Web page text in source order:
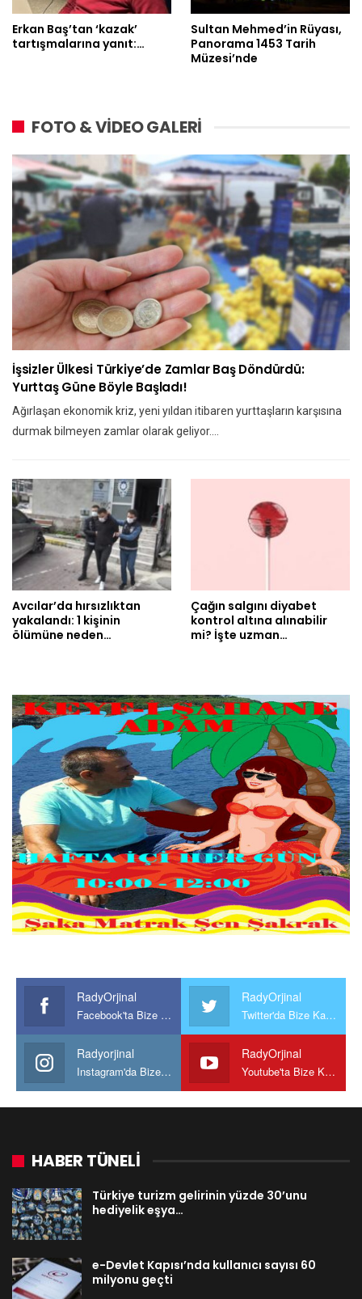
Erkan Baş’tan ‘kazak’
tartışmalarına yanıt:…
Sultan Mehmed’in Rüyası,
Panorama 1453 Tarih
Müzesi’nde
FOTO & VİDEO GALERİ
İşsizler Ülkesi Türkiye’de Zamlar Baş Döndürdü:
Yurttaş Güne Böyle Başladı!
Ağırlaşan ekonomik kriz, yeni yıldan itibaren yurttaşların karşısına
durmak bilmeyen zamlar olarak geliyor.…
Avcılar’da hırsızlıktan
yakalandı: 1 kişinin
ölümüne neden…
Çağın salgını diyabet
kontrol altına alınabilir
mi? İşte uzman…
RadyOrjinal
Facebook'ta Bize Katılın
RadyOrjinal
Twitter'da Bize Katılın
Radyorjinal
Instagram'da Bize katılın
RadyOrjinal
Youtube'ta Bize Katılın
HABER TÜNELİ
Türkiye turizm gelirinin yüzde 30’unu
hediyelik eşya…
e-Devlet Kapısı’nda kullanıcı sayısı 60
milyonu geçti